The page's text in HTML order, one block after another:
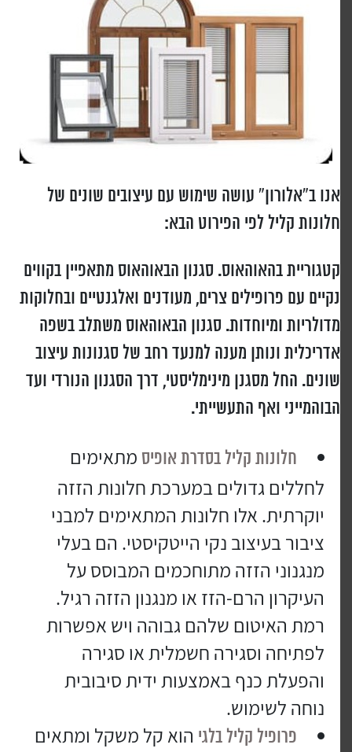
אנו ב”אלורון” עושה שימוש עם עיצובים שונים של
חלונות קליל לפי הפירוט הבא:
קטגוריית בהאוהאוס. סגנון הבאוהאוס מתאפיין בקווים
נקיים עם פרופילים צרים, מעודנים ואלגנטיים ובחלוקות
מדולריות ומיוחדות. סגנון הבאוהאוס משתלב בשפה
אדריכלית ונותן מענה למנעד רחב של סגנונות עיצוב
שונים. החל מסגנן מינימליסטי, דרך הסגנון הנורדי ועד
הבוהמייני ואף התעשייתי.
חלונות קליל בסדרת אופיסמתאימים
לחללים גדולים במערכת חלונות הזזה
יוקרתית. אלו חלונות המתאימים למבני
ציבור בעיצוב נקי הייטקיסטי. הם בעלי
מנגנוני הזזה מתוחכמים המבוסס על
העיקרון הרם-הזז או מנגנון הזזה רגיל.
רמת האיטום שלהם גבוהה ויש אפשרות
לפתיחה וסגירה חשמלית או סגירה
והפעלת כנף באמצעות ידית סיבובית
נוחה לשימוש.
פרופיל קליל בלגיהוא קל משקל ומתאים